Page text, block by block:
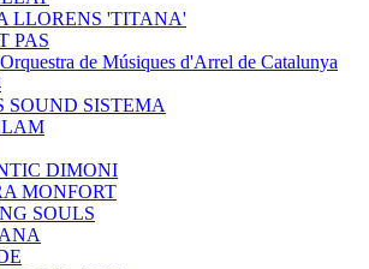
LLORENS 'TITANA'
PAS
de Músiques d'Arrel de Catalunya
SOUND SISTEMA
DIMONI
MONFORT
SOULS